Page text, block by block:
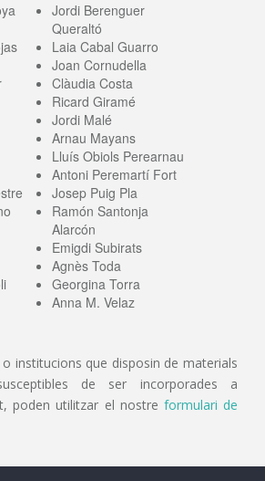
Jordi Berenguer
Queraltó
Laia Cabal Guarro
Joan Cornudella
Clàudia Costa
Ricard Giramé
Jordi Malé
Arnau Mayans
Lluís Obiols Perearnau
Antoni Peremartí Fort
Josep Puig Pla
Ramón Santonja
Alarcón
Emigdi Subirats
Agnès Toda
Georgina Torra
Anna M. Velaz
institucions que disposin de materials
de ser incorporades a
poden utilitzar el nostre formulari de